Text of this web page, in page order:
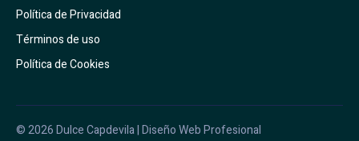
Política de Privacidad
Términos de uso
Política de Cookies
© 2026 Dulce Capdevila | Diseño Web Profesional